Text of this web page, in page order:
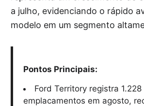
a julho, evidenciando o rápido
modelo em um segmento
Pontos Principais:
Ford Territory registra 1.228
emplacamentos em agosto,